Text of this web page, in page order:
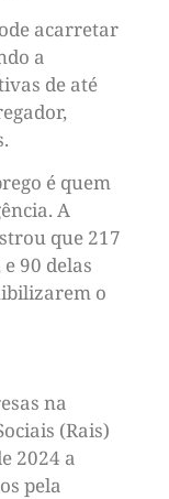
acarretar
a
de até
é quem
A
que 217
90 delas
o
na
(Rais)
2024 a
pela